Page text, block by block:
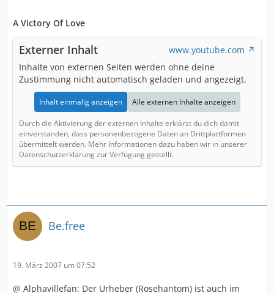
A Victory Of Love
Externer Inhalt
www.youtube.com
Inhalte von externen Seiten werden ohne deine
Zustimmung nicht automatisch geladen und angezeigt.
Inhalt einmalig anzeigen Alle externen Inhalte anzeigen
Durch die Aktivierung der externen Inhalte erklärst du dich damit
einverstanden, dass personenbezogene Daten an Drittplattformen
übermittelt werden. Mehr Informationen dazu haben wir in unserer
Datenschutzerklärung zur Verfügung gestellt.
Be.free
19. März 2007 um 07:52
@ Alphavillefan: Der Urheber (Rosehantom) ist auch im